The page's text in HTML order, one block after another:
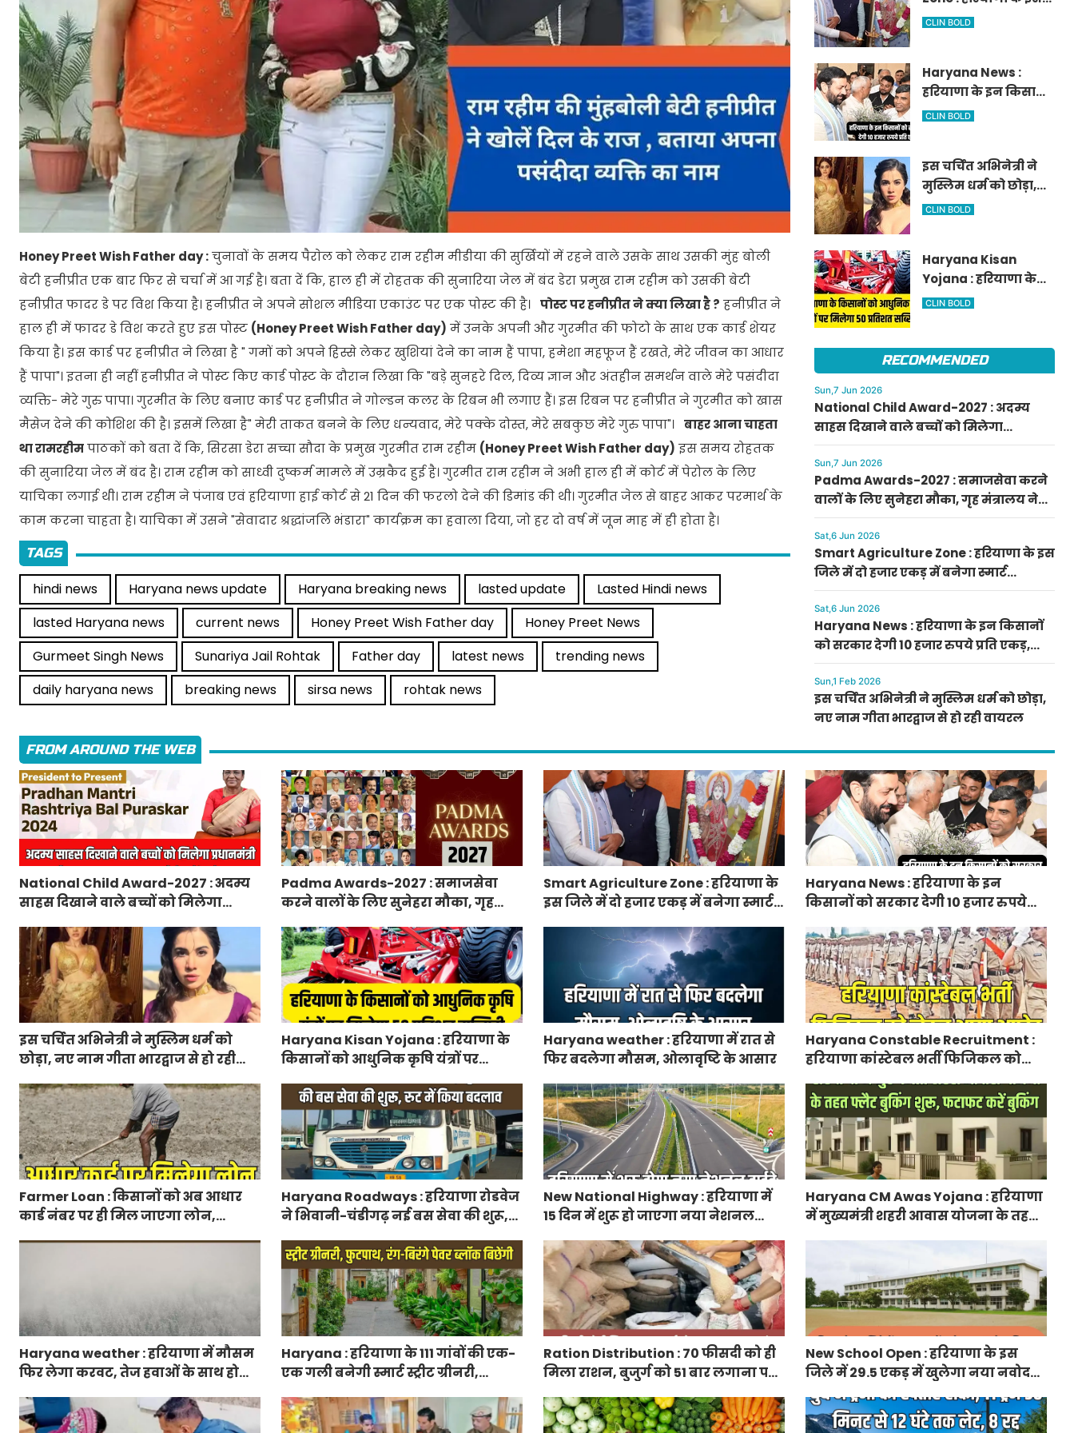
Honey Preet Wish Father day :चुनावों के समय पैराेल को लेकर राम रहीम मीडीया की सुर्खियों में रहने वाले उसके साथ उसकी मुंह बोली
बेटी हनीप्रीत एक बार फिर से चर्चा में आ गई है। बता दें कि, हाल ही में रोहतक की सुनारिया जेल में बंद डेरा प्रमुख राम रहीम को उसकी बेटी
हनीप्रीत फादर डे पर विश किया है। हनीप्रीत ने अपने सोशल मीडिया एकाउंट पर एक पोस्ट की है। पोस्ट पर हनीप्रीत ने क्या लिखा है ? हनीप्रीत ने
हाल ही में फादर डे विश करते हुए इस पोस्ट (Honey Preet Wish Father day) में उनके अपनी और गुरमीत की फोटो के साथ एक कार्ड शेयर
किया है। इस कार्ड पर हनीप्रीत ने लिखा है " गमों को अपने हिस्से लेकर खुशियां देने का नाम हैं पापा, हमेशा महफूज हैं रखते, मेरे जीवन का आधार
हैं पापा"। इतना ही नहीं हनीप्रीत ने पोस्ट किए कार्ड पोस्ट के दौरान लिखा कि "बड़े सुनहरे दिल, दिव्य ज्ञान और अंतहीन समर्थन वाले मेरे पसंदीदा
व्यक्ति- मेरे गुरु पापा। गुरमीत के लिए बनाए कार्ड पर हनीप्रीत ने गोल्डन कलर के रिबन भी लगाए हैं। इस रिबन पर हनीप्रीत ने गुरमीत को खास
मैसेज देने की कोशिश की है। इसमें लिखा है" मेरी ताकत बनने के लिए धन्यवाद, मेरे पक्के दोस्त, मेरे सबकुछ मेरे गुरु पापा"। बाहर आना चाहता
था रामरहीमपाठकों को बता दें कि, सिरसा डेरा सच्चा सौदा के प्रमुख गुरमीत राम रहीम (Honey Preet Wish Father day) इस समय रोहतक
की सुनारिया जेल में बंद है। राम रहीम को साध्वी दुष्कर्म मामले में उम्रकैद हुई है। गुरमीत राम रहीम ने अभी हाल ही में कोर्ट में पेरोल के लिए
याचिका लगाई थी। राम रहीम ने पंजाब एवं हरियाणा हाई कोर्ट से 21 दिन की फरलो देने की डिमांड की थी। गुरमीत जेल से बाहर आकर परमार्थ के
काम करना चाहता है। याचिका में उसने "सेवादार श्रद्धांजलि भंडारा" कार्यक्रम का हवाला दिया, जो हर दो वर्ष में जून माह में ही होता है।
TAGS
hindi news Haryana news update Haryana breaking news lasted update
Lasted Hindi news
lasted Haryana news
current news Honey Preet Wish Father day
Honey Preet News
Gurmeet Singh News
Sunariya Jail Rohtak Father day latest news
trending news
daily haryana news
breaking news sirsa news rohtak news
जिले में दो हजार एकड़ में
CLIN BOLD
Haryana News :
हरियाणा के इन किसानों
को सरकार देगी 10 हजार
CLIN BOLD
इस चर्चित अभिनेत्री ने
मुस्लिम धर्म को छोड़ा,
नए नाम गीता भारद्वाज
CLIN BOLD
Haryana Kisan
Yojana : हरियाणा के
किसानों को आधुनिक
फटाफट करें आवेदन
CLIN BOLD
RECOMMENDED
Sun,7 Jun 2026
National Child Award-2027 : अदम्य
साहस दिखाने वाले बच्चों को मिलेगा
प्रधानमंत्री राष्ट्रीय बाल पुरस्कार-2027, ऐसे
करें आवेदन
Sun,7 Jun 2026
Padma Awards-2027 : समाजसेवा करने
वालों के लिए सुनेहरा मौका, गृह मंत्रालय ने
निकाले पद्म पुरस्कार-2027 के लिए आवेदन
Sat,6 Jun 2026
Smart Agriculture Zone : हरियाणा के इस
जिले में दो हजार एकड़ में बनेगा स्मार्ट
एग्रीकल्चर जोन
Sat,6 Jun 2026
Haryana News : हरियाणा के इन किसानों
को सरकार देगी 10 हजार रुपये प्रति एकड़,
सीएम सैनी की घोषणा
Sun,1 Feb 2026
इस चर्चित अभिनेत्री ने मुस्लिम धर्म को छोड़ा,
नए नाम गीता भारद्वाज से हो रही वायरल
FROM AROUND THE WEB
National Child Award-2027 : अदम्य
साहस दिखाने वाले बच्चों को मिलेगा
ऐसे करें आवेदन
Padma Awards-2027 : समाजसेवा
करने वालों के लिए सुनेहरा मौका, गृह
लिए आवेदन
Smart Agriculture Zone : हरियाणा के
इस जिले में दो हजार एकड़ में बनेगा स्मार्ट
Haryana News : हरियाणा के इन
किसानों को सरकार देगी 10 हजार रुपये
इस चर्चित अभिनेत्री ने मुस्लिम धर्म को
छोड़ा, नए नाम गीता भारद्वाज से हो रही
Haryana Kisan Yojana : हरियाणा के
किसानों को आधुनिक कृषि यंत्रों पर
आवेदन
Haryana weather : हरियाणा में रात से
फिर बदलेगा मौसम, ओलावृष्टि के आसार
Haryana Constable Recruitment :
हरियाणा कांस्टेबल भर्ती फिजिकल को
युवाओं ने किया आवेदन
Farmer Loan : किसानों को अब आधार
कार्ड नंबर पर ही मिल जाएगा लोन,
Haryana Roadways : हरियाणा रोडवेज
ने भिवानी-चंडीगढ़ नई बस सेवा की शुरू,
New National Highway : हरियाणा में
15 दिन में शुरू हो जाएगा नया नेशनल
Haryana CM Awas Yojana : हरियाणा
में मुख्यमंत्री शहरी आवास योजना के तहत
Haryana weather : हरियाणा में मौसम
फिर लेगा करवट, तेज हवाओं के साथ होगी
Haryana : हरियाणा के 111 गांवों की एक-
एक गली बनेगी स्मार्ट स्ट्रीट ग्रीनरी,
Ration Distribution : 70 फीसदी को ही
मिला राशन, बुजुर्ग को 51 बार लगाना पड़ा
New School Open : हरियाणा के इस
जिले में 29.5 एकड़ में खुलेगा नया नवोदय